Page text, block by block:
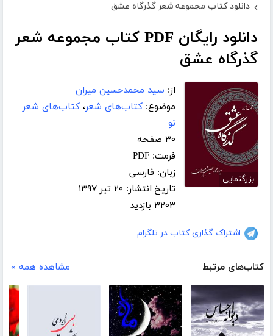
› دانلود کتاب مجموعه شعر گذرگاه عشق
دانلود رایگان PDF کتاب مجموعه شعر
گذرگاه عشق
بزرگنمایی
از: سید محمدحسین میران
موضوع: کتاب‌های شعر، کتاب‌های شعر
نو
۳۰ صفحه
فرمت: PDF
زبان: فارسی
تاریخ انتشار: ۲۰ تیر ۱۳۹۷
۳۲۰۳ بازدید
اشتراک گذاری کتاب در تلگرام
کتاب‌های مرتبط مشاهده همه »